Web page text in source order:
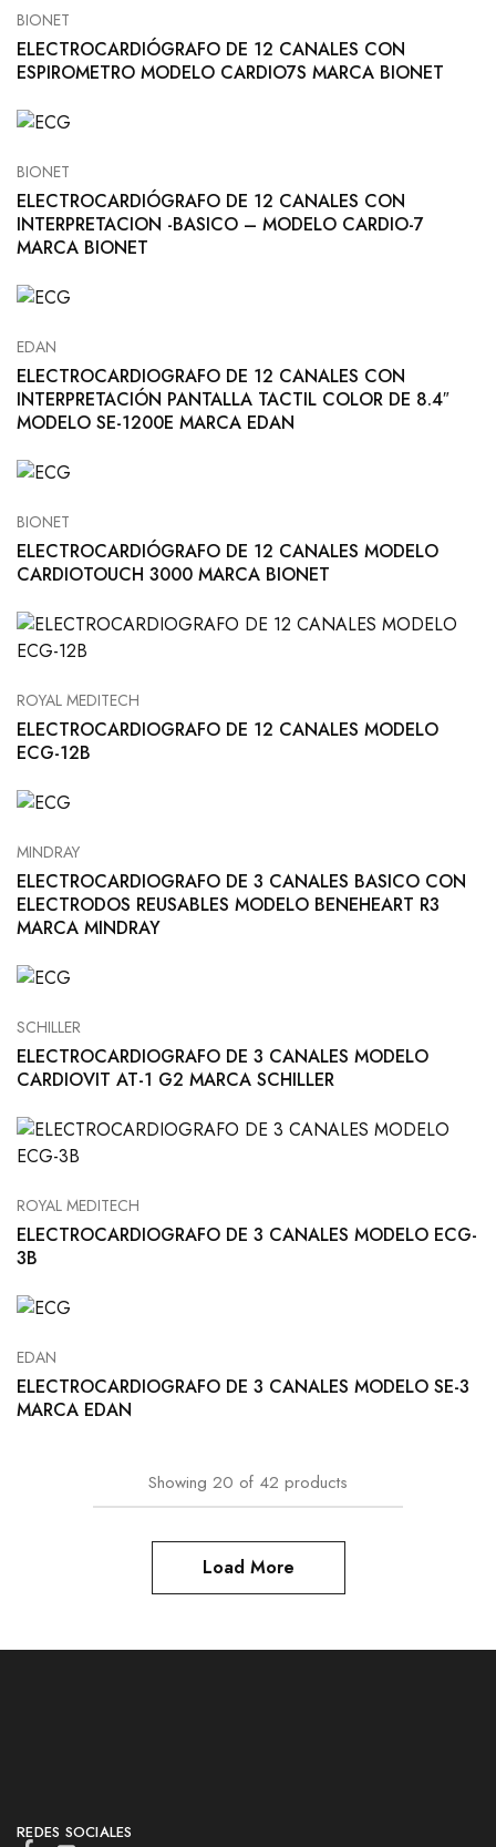
BIONET
ELECTROCARDIÓGRAFO DE 12 CANALES CON
ESPIROMETRO MODELO CARDIO7S MARCA BIONET
BIONET
ELECTROCARDIÓGRAFO DE 12 CANALES CON
INTERPRETACION -BASICO – MODELO CARDIO-7
MARCA BIONET
EDAN
ELECTROCARDIOGRAFO DE 12 CANALES CON
INTERPRETACIÓN PANTALLA TACTIL COLOR DE 8.4″
MODELO SE-1200E MARCA EDAN
BIONET
ELECTROCARDIÓGRAFO DE 12 CANALES MODELO
CARDIOTOUCH 3000 MARCA BIONET
ROYAL MEDITECH
ELECTROCARDIOGRAFO DE 12 CANALES MODELO
ECG-12B
MINDRAY
ELECTROCARDIOGRAFO DE 3 CANALES BASICO CON
ELECTRODOS REUSABLES MODELO BENEHEART R3
MARCA MINDRAY
SCHILLER
ELECTROCARDIOGRAFO DE 3 CANALES MODELO
CARDIOVIT AT-1 G2 MARCA SCHILLER
ROYAL MEDITECH
ELECTROCARDIOGRAFO DE 3 CANALES MODELO ECG-
3B
EDAN
ELECTROCARDIOGRAFO DE 3 CANALES MODELO SE-3
MARCA EDAN
Showing 20 of 42 products
Load More
REDES SOCIALES